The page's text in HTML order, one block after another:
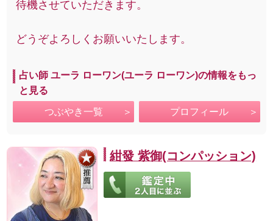
待機させていただきます。
どうぞよろしくお願いいたします。
占い師 ユーラ ローワン(ユーラ ローワン)の情報をもっ
と見る
つぶやき一覧 プロフィール
紺發 紫御(コンパッション)